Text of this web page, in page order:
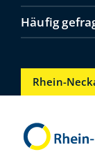
Häufig
Rhein-